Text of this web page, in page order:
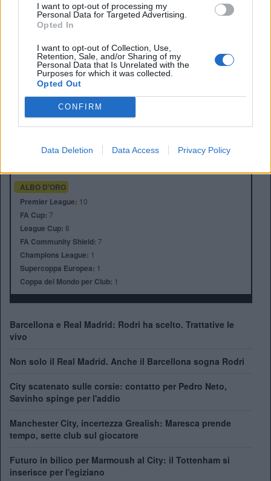
I want to opt-out of processing my
Personal Data for Targeted Advertising.
Opted In
I want to opt-out of Collection, Use,
Retention, Sale, and/or Sharing of my
Personal Data that Is Unrelated with the
Purposes for which it was collected.
Opted Out
CONFIRM
Data Deletion Data Access Privacy Policy
Anno di Fondazione: 1880 come St Mark's
Stadio:Etihad Stadium (47.405)
Presidente: Khaldoon Al Mubarak
ALBO D'ORO
Premier League: 10
FA Cup: 7
League Cup: 8
FA Community Shield: 7
Champions League: 1
Supercoppa Europea: 1
Coppa del Mondo per Club: 1
Barcellona e Real Madrid: Rodri ha scelto. Trattative le
vivo
Non solo il Real Madrid. Anche il Barcellona sogna Rodri
City scatenato sulle corsie: contatto per Pedro Neto,
Savinho spinge per l'addio
Manchester City, incertezza Grealish: Maresca prende
tempo, sette club sul giocatore
Futuro in bilico per Marmoush al City: il Tottenham si
inserisce per l'egiziano